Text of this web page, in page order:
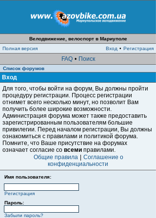
Велодвижение, велоспорт в Мариуполе
Полная версия
Вход • Регистрация
FAQ • Поиск
Список форумов
Вход
Для того, чтобы войти на форум, Вы должны пройти
процедуру регистрации. Процесс регистрации
отнимет всего несколько минут, но позволит Вам
получить более широкие возможности.
Администрация форума может также предоставить
зарегистрированным пользователям большие
привилегии. Перед началом регистрации, Вы должны
ознакомиться с правилами и политикой форума.
Помните, что Ваше присутствие на форумах
означает согласие со всеми правилами.
Общие правила
Соглашение о
конфиденциальности
Имя пользователя:
Регистрация
Пароль:
Забыли пароль?